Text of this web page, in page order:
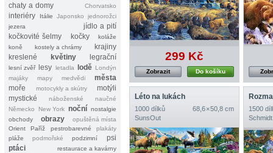
chaty a domy Chorvatsko
interiéry Itálie Japonsko
jednorožci
jezera
jídlo a pití
kočkovité šelmy
kočky
koláže
koně
kostely a chrámy
krajiny
kreslené
květiny legrační
lesní zvěř lesy letadla lodě Londýn
majáky
mapy medvědi
města
moře
motocykly a skútry
motýli
mystické
náboženské
naučné
Německo
New York noční nostalgie
obchody
obrazy
opuštěná místa
Orient
Paříž pestrobarevné
plakáty
pláže
podmořské podzimní
psi
ptáci
restaurace a kavárny
299 Kč
Do košíku
Zobrazit
Léto na lukách
1000 dílků
68,6 × 50,8 cm
SunsOut
1500
Schmidt